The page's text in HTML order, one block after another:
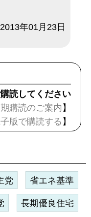
2013年01月23日
読してください
購読のご案内 】
版で購読する 】
党 省エネ基準
長期優良住宅